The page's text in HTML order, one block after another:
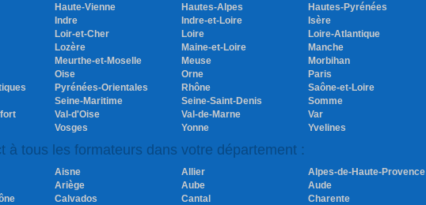
Haute-Vienne Hautes-Alpes Hautes-Pyrénées
Indre Indre-et-Loire Isère
Loir-et-Cher Loire Loire-Atlantique
Lozère Maine-et-Loire Manche
Meurthe-et-Moselle Meuse Morbihan
Oise Orne Paris
Pyrénées-Orientales Rhône Saône-et-Loire
Seine-Maritime Seine-Saint-Denis Somme
Val-d'Oise Val-de-Marne Var
Vosges Yonne Yvelines
à tous les formateurs dans votre département :
Aisne Allier Alpes-de-Haute-Provence
Ariège Aube Aude
Calvados Cantal Charente